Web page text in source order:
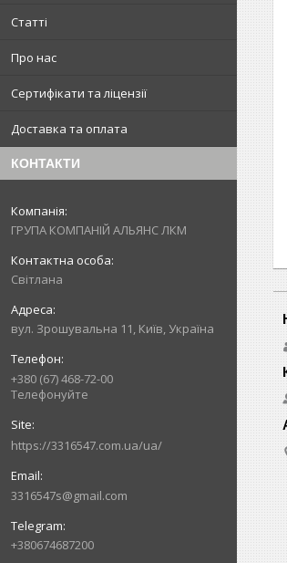
Статті
Про нас
Сертифікати та ліцензії
Доставка та оплата
КОНТАКТИ
ГРУПА КОМПАНІЙ АЛЬЯНС ЛКМ
Світлана
вул. Зрошувальна 11, Київ, Україна
+380 (67) 468-72-00
Телефонуйте
https://3316547.com.ua/ua/
3316547s@gmail.com
+380674687200